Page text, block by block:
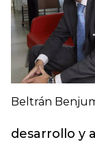
Beltrán
desarrollo y